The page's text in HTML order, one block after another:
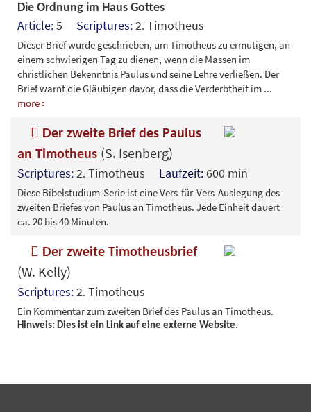
Die Ordnung im Haus Gottes
Article:5 Scriptures:2. Timotheus
Dieser Brief wurde geschrieben, um Timotheus zu ermutigen, an
einem schwierigen Tag zu dienen, wenn die Massen im
christlichen Bekenntnis Paulus und seine Lehre verließen. Der
Brief warnt die Gläubigen davor, dass die Verderbtheit im ...
more
Der zweite Brief des Paulus
an Timotheus (S. Isenberg)
Scriptures:2. Timotheus Laufzeit: 600 min
Diese Bibelstudium-Serie ist eine Vers-für-Vers-Auslegung des
zweiten Briefes von Paulus an Timotheus. Jede Einheit dauert
ca. 20 bis 40 Minuten.
Der zweite Timotheusbrief
(W. Kelly)
Scriptures:2. Timotheus
Ein Kommentar zum zweiten Brief des Paulus an Timotheus.
Hinweis: Dies ist ein Link auf eine externe Website.